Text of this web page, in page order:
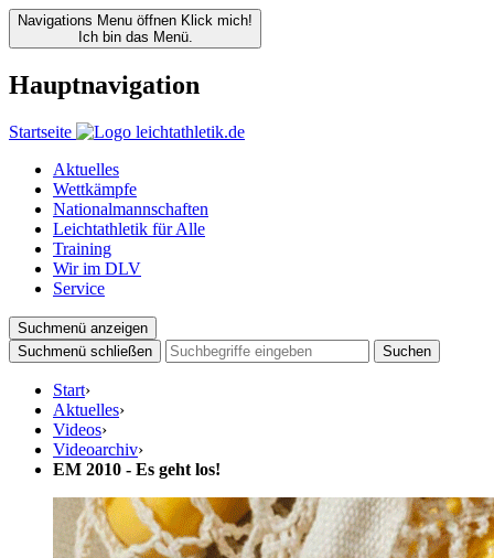
Navigations Menu öffnen Klick mich!
Ich bin das Menü.
Hauptnavigation
Startseite
Aktuelles
Wettkämpfe
Nationalmannschaften
Leichtathletik für Alle
Training
Wir im DLV
Service
Suchmenü anzeigen
Suchmenü schließen
Suchen
Start›
Aktuelles›
Videos›
Videoarchiv›
EM 2010 - Es geht los!